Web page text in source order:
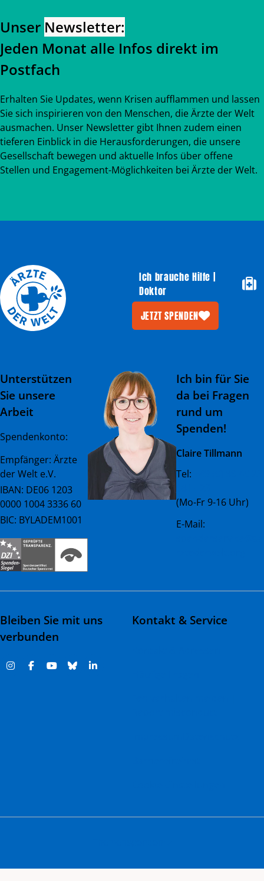
Unser Newsletter:
Jeden Monat alle Infos direkt im
Postfach
Erhalten Sie Updates, wenn Krisen aufflammen und lassen
Sie sich inspirieren von den Menschen, die Ärzte der Welt
ausmachen. Unser Newsletter gibt Ihnen zudem einen
tieferen Einblick in die Herausforderungen, die unsere
Gesellschaft bewegen und aktuelle Infos über offene
Stellen und Engagement-Möglichkeiten bei Ärzte der Welt.
Ich brauche Hilfe |
Doktor
JETZT SPENDEN
Unterstützen
Sie unsere
Arbeit
Spendenkonto:
Empfänger: Ärzte
der Welt e.V.
IBAN: DE06 1203
0000 1004 3336 60
BIC: BYLADEM1001
Ich bin für Sie
da bei Fragen
rund um
Spenden!
Claire Tillmann
Tel:
(Mo-Fr 9-16 Uhr)
E-Mail:
Bleiben Sie mit uns
verbunden
Kontakt & Service